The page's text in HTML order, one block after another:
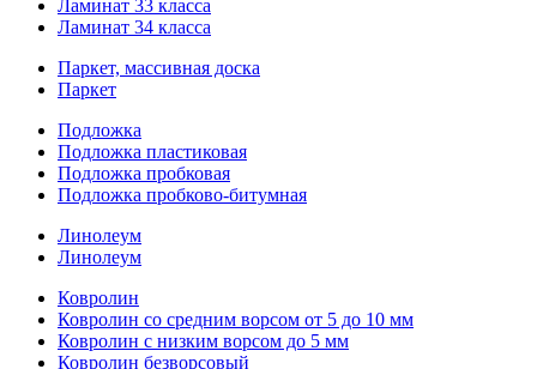
Ламинат 33 класса
Ламинат 34 класса
Паркет, массивная доска
Паркет
Подложка
Подложка пластиковая
Подложка пробковая
Подложка пробково-битумная
Линолеум
Линолеум
Ковролин
Ковролин со средним ворсом от 5 до 10 мм
Ковролин с низким ворсом до 5 мм
Ковролин безворсовый